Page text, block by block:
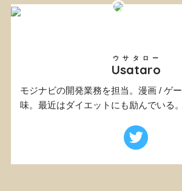
Usataro
ウサタロー
モジナビの開発業務を担当。漫画 / ゲ
味。最近はダイエットにも励んでいる。